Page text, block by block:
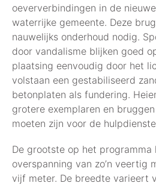
oeververbindingen in de
waterrijke gemeente. Deze
nauwelijks onderhoud nodig.
door vandalisme blijken goed
plaatsing eenvoudig door het
volstaan een gestabiliseerd
betonplaten als fundering.
grotere exemplaren en
moeten zijn voor de
De grootste op het programma
overspanning van zo’n veertig
vijf meter. De breedte varieert